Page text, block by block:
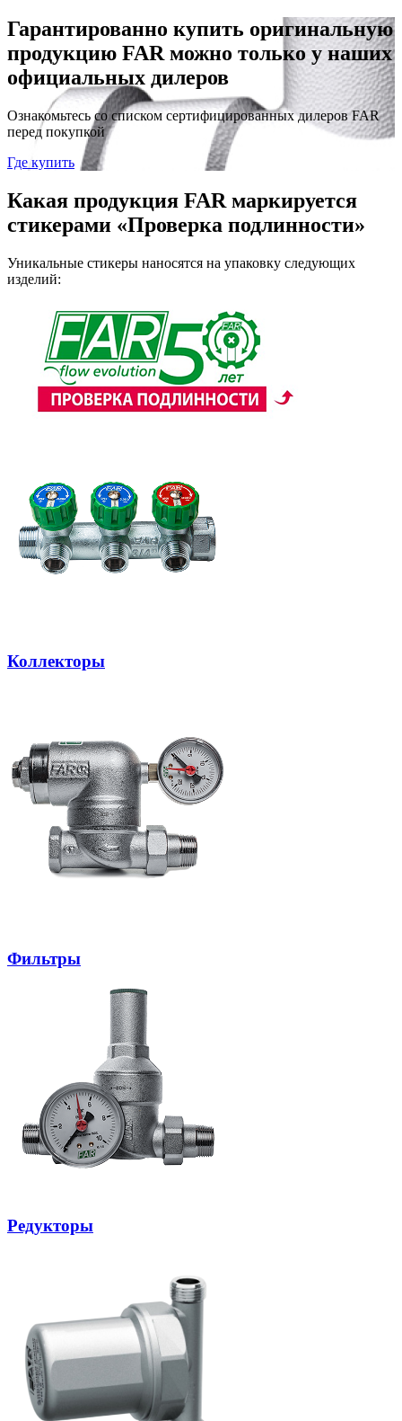
Гарантированно купить оригинальную
продукцию FAR можно только у наших
официальных дилеров
Ознакомьтесь со списком сертифицированных дилеров FAR
перед покупкой
Где купить
Какая продукция FAR маркируется
стикерами «Проверка подлинности»
Уникальные стикеры наносятся на упаковку следующих
изделий:
Коллекторы
Фильтры
Редукторы